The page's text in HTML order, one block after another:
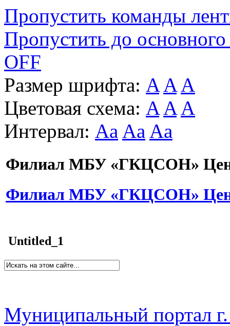
Пропустить команды
Пропустить до основного
OFF
Размер шрифта: A A A
Цветовая схема: A A A
Интервал: Aa Aa Aa
Филиал МБУ «ГКЦСОН»
Филиал МБУ «ГКЦСОН»
Untitled_1
Муниципальный портал